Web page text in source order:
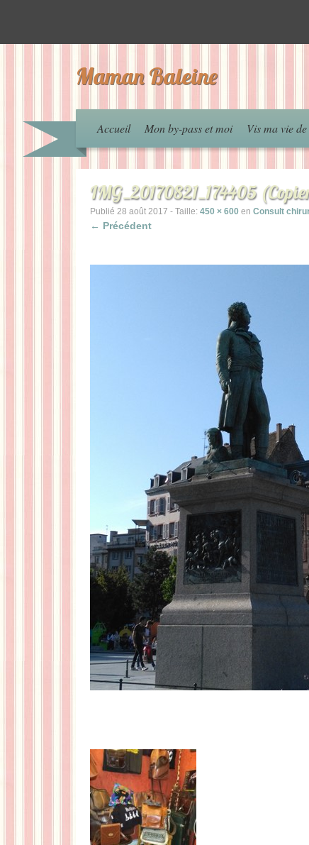
Maman Baleine
Accueil Mon by-pass et moi Vis ma vie
IMG_20170821_174405
Publié 28 août 2017 - Taille: 450 × 600 en Consult
← Précédent